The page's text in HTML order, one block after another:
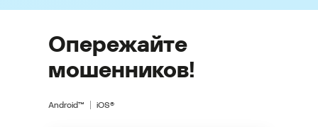
Опережайте
мошенников!
Android™ iOS®